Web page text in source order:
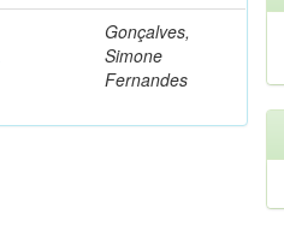
Gonçalves,
Simone
Fernandes